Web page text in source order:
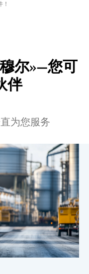
尔»—您可
伴
为您服务